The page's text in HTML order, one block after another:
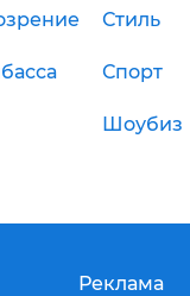
Стиль
Спорт
Шоубиз
Реклама